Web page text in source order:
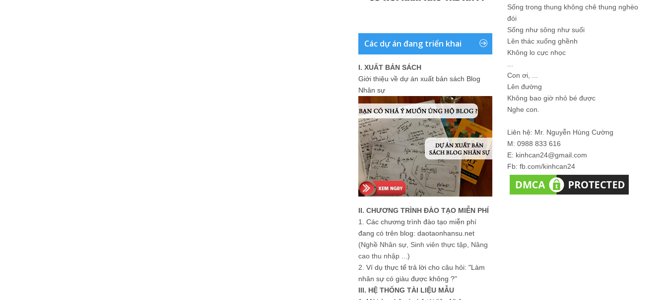
Các dự án đang triển khai
I. XUẤT BẢN SÁCH
Giới thiệu về dự án xuất bản sách Blog
Nhân sự
II. CHƯƠNG TRÌNH ĐÀO TẠO MIỄN PHÍ
1. Các chương trình đào tạo miễn phí
đang có trên blog: daotaonhansu.net
(Nghề Nhân sự, Sinh viên thực tập, Nâng
cao thu nhập ...)
2. Ví dụ thực tế trả lời cho câu hỏi: "Làm
nhân sự có giàu được không ?"
III. HỆ THỐNG TÀI LIỆU MẪU
Sống trong thung không chê thung nghèo
đói
Sống như sông như suối
Lên thác xuống ghềnh
Không lo cực nhọc
Con ơi, ...
Lên đường
Không bao giờ nhỏ bé được
Nghe con.
Liên hệ: Mr. Nguyễn Hùng Cường
M: 0988 833 616
E: kinhcan24@gmail.com
Fb: fb.com/kinhcan24